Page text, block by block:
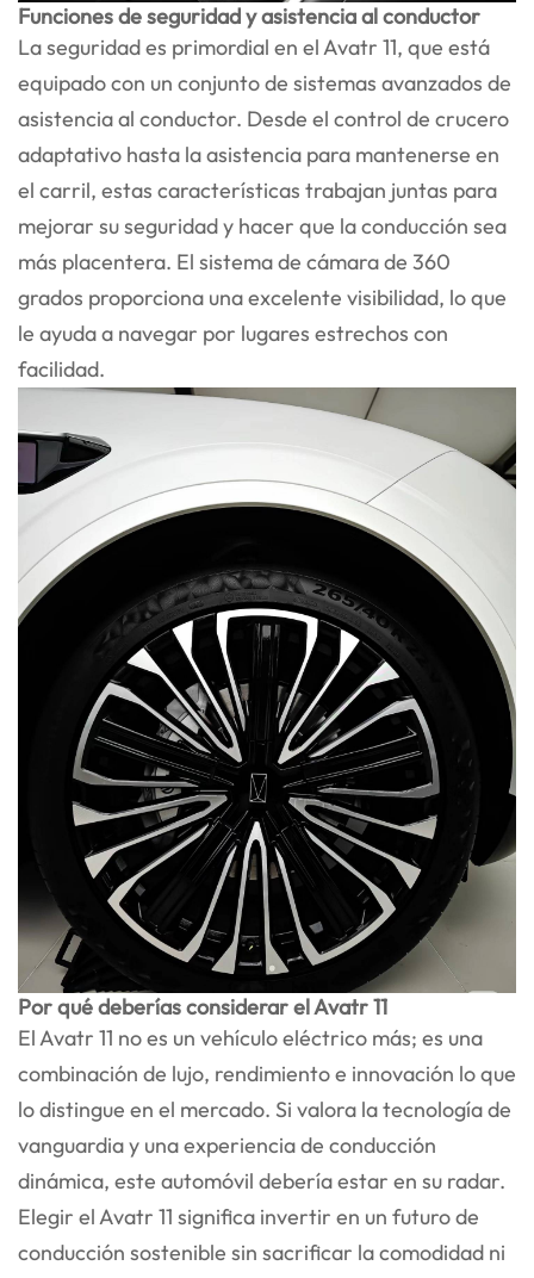
Funciones de seguridad y asistencia al conductor
La seguridad es primordial en el Avatr 11, que está
equipado con un conjunto de sistemas avanzados de
asistencia al conductor. Desde el control de crucero
adaptativo hasta la asistencia para mantenerse en
el carril, estas características trabajan juntas para
mejorar su seguridad y hacer que la conducción sea
más placentera. El sistema de cámara de 360
grados proporciona una excelente visibilidad, lo que
le ayuda a navegar por lugares estrechos con
facilidad.
Por qué deberías considerar el Avatr 11
El Avatr 11 no es un vehículo eléctrico más; es una
combinación de lujo, rendimiento e innovación lo que
lo distingue en el mercado. Si valora la tecnología de
vanguardia y una experiencia de conducción
dinámica, este automóvil debería estar en su radar.
Elegir el Avatr 11 significa invertir en un futuro de
conducción sostenible sin sacrificar la comodidad ni